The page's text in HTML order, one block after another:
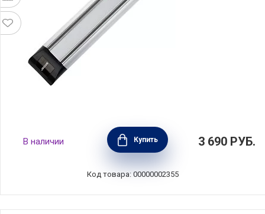
Держатель магнитный 30см, Arcos, 6925
В наличии
Купить 3 690 РУБ.
Код товара: 00000002355